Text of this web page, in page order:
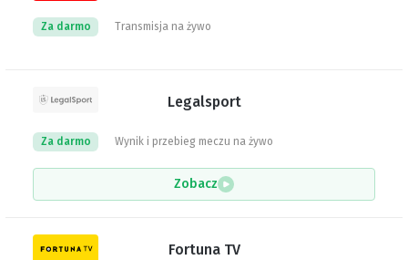
Transmisja na żywo
Za darmo
Legalsport
Wynik i przebieg meczu na żywo
Za darmo
Zobacz
Fortuna TV